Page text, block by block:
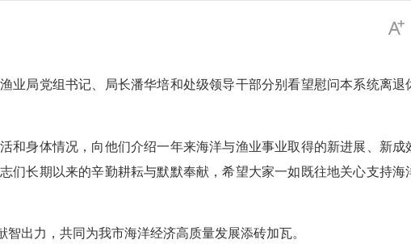
局党组书记、局长潘华培和处级领导干部分别看望慰问本系统离退
身体情况，向他们介绍一年来海洋与渔业事业取得的新进展、新成
长期以来的辛勤耕耘与默默奉献，希望大家一如既往地关心支持海
力，共同为我市海洋经济高质量发展添砖加瓦。